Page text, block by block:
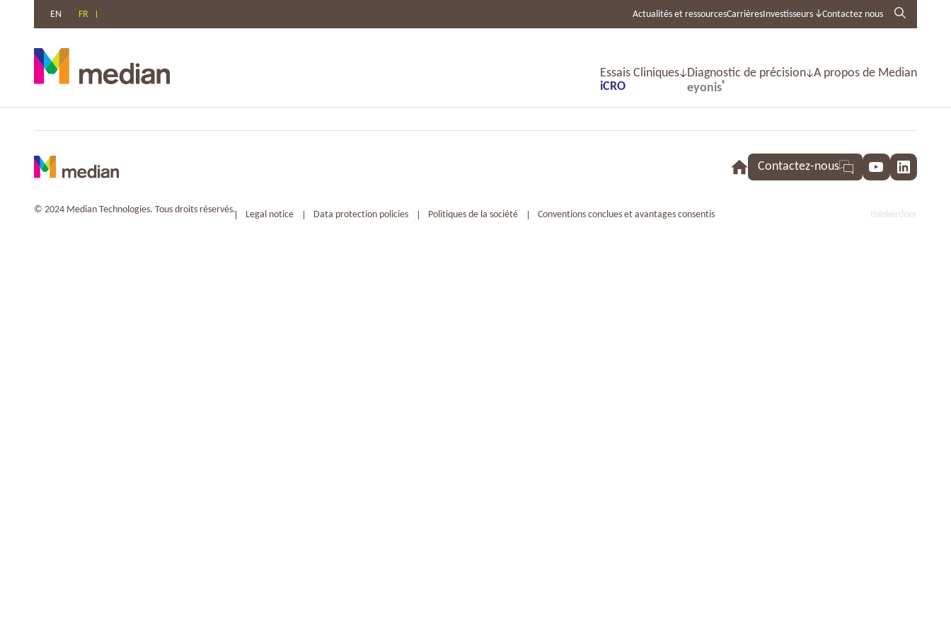
EN FR Actualités et ressourcesCarrièresInvestisseurs Contactez nous
Essais Cliniques
iCRO
Diagnostic de précision
eyonis®
A propos de Median
Contactez-nous YouTube
© 2024 Median Technologies. Tous droits réservés. Legal notice Data protection policies Politiques de la société Conventions conclues et avantages consentis thinkerdoer